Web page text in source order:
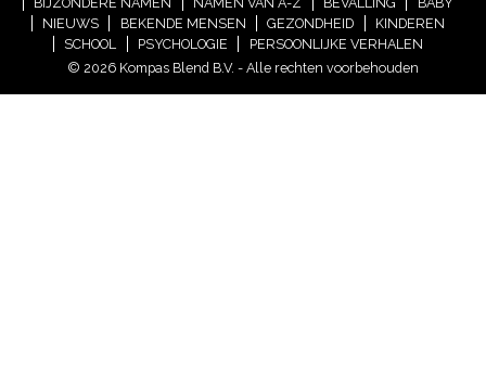
NIEUWS
BEKENDE MENSEN GEZONDHEID
KINDEREN
SCHOOL
PSYCHOLOGIE
PERSOONLIJKE VERHALEN
© 2026 Kompas Blend B.V. - Alle rechten voorbehouden